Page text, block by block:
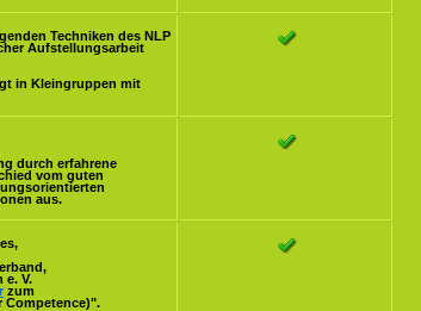
Techniken des NLP
Aufstellungsarbeit
in Kleingruppen mit
durch erfahrene
vom guten
aus.
e. V.
zum
Competence)".